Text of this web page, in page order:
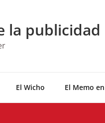
la publicidad
El Wicho El Memo